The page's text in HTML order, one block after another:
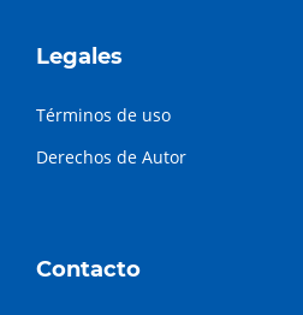
Legales
Términos de uso
Derechos de Autor
Contacto